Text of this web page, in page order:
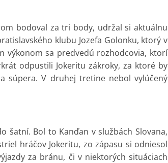
bodoval za tri body, udržal si aktuálnu
klubu Jozefa Golonku, ktorý v
výkonom sa predvedú rozhodcovia, ktorí
odpustili Jokeritu zákroky, za ktoré by
súpera. V druhej tretine nebol vylúčený
šatní. Bol to Kanďan v službách Slovana,
hráčov Jokeritu, zo zápasu si odniesol
za bránu, či v niektorých situáciach